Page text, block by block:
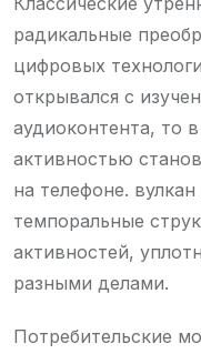
радикальные
цифровых
открывался с
аудиоконтента, то
активностью
на телефоне.
темпоральные
активностей,
разными делами.
Потребительские